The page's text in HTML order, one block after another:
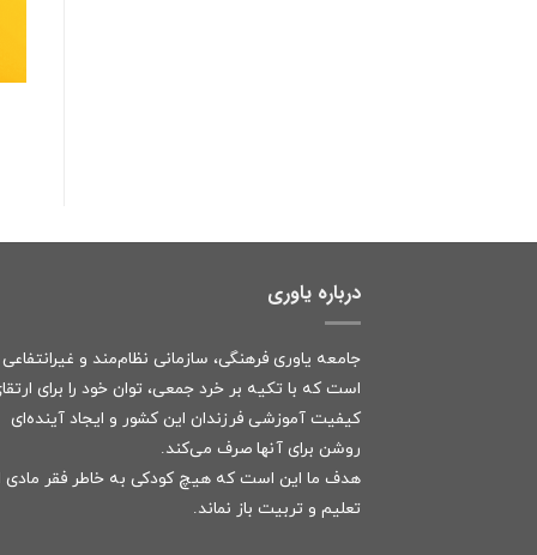
درباره یاوری
جامعه یاوری فرهنگی، سازمانی نظام‌مند و غیرانتفاعی
است که با تکیه بر خرد جمعی، توان خود را برای
کیفیت آموزشی فرزندان این کشور و ایجاد آینده‌ای
روشن برای آنها صرف می‌کند.
هدف ما این است که هیچ کودکی به خاطر فقر مادی
تعلیم و تربیت باز نماند.